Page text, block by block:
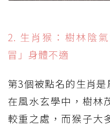
2. 生肖猴：樹林陰
冒」身體不適
第3個被點名的生肖
在風水玄學中，樹林
較重之處，而猴子大